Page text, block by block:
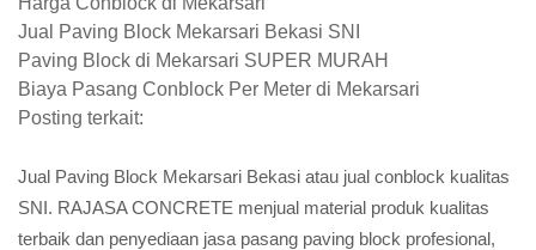
Jual Paving Block Mekarsari Bekasi SNI
Paving Block di Mekarsari SUPER MURAH
Biaya Pasang Conblock Per Meter di Mekarsari
Posting terkait:
Jual Paving Block Mekarsari Bekasi atau jual conblock kualitas
SNI. RAJASA CONCRETE menjual material produk kualitas
terbaik dan penyediaan jasa pasang paving block profesional,